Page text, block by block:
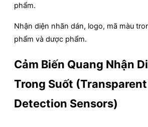
phẩm.
Nhận diện nhãn dán, logo, mã màu
phẩm và dược phẩm.
Cảm Biến Quang Nhận
Trong Suốt
Detection Sensors)